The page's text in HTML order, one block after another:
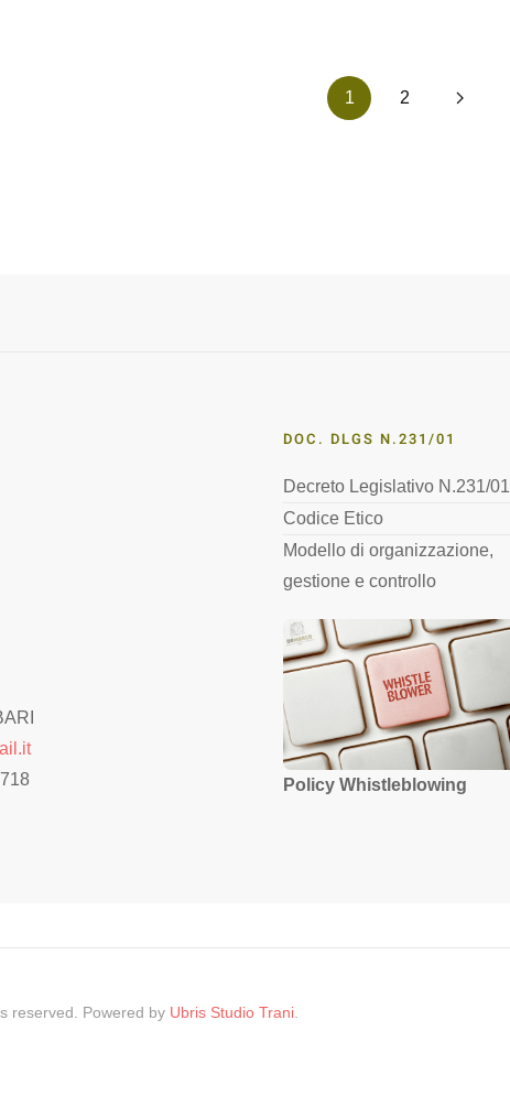
1 2
DOC. DLGS N.231/01
Decreto Legislativo N.231/01
Codice Etico
Modello di organizzazione,
gestione e controllo
Policy Whistleblowing
reserved. Powered by Ubris Studio Trani.